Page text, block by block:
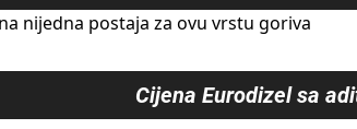
nijedna postaja za ovu vrstu goriva
Cijena Eurodizel sa